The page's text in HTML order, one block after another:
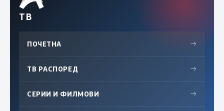
ТВ
ПОЧЕТНА →
ТВ РАСПОРЕД →
СЕРИИ И ФИЛМОВИ →